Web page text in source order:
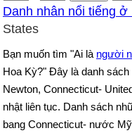
Danh nhân nổi tiếng ở
States
Bạn muốn tìm "Ai là người
Hoa Kỳ?" Đây là danh
Newton, Connecticut-
nhật liên tục. Danh sách
bang Connecticut- nước